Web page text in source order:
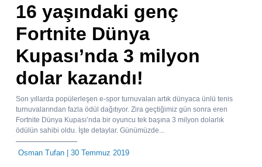
16 yaşındaki genç
Fortnite Dünya
Kupası’nda 3 milyon
dolar kazandı!
Son yıllarda popülerleşen e-spor turnuvaları artık dünyaca ünlü tenis
turnuvalarından fazla ödül dağıtıyor. Zira geçtiğimiz gün sonra eren
Fortnite Dünya Kupası’nda bir oyuncu tek başına 3 milyon dolarlık
ödülün sahibi oldu. İşte detaylar. Günümüzde...
Osman Tufan | 30 Temmuz 2019